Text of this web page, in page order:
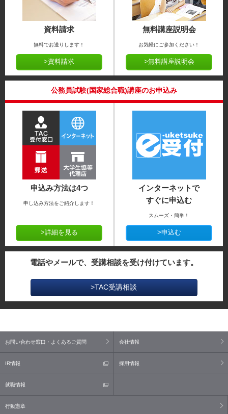
資料請求
無料でお送りします！
>資料請求
無料講座説明会
お気軽にご参加ください！
>無料講座説明会
公務員試験(国家総合職)講座のお申込み
申込み方法は4つ
申し込み方法をご紹介します！
>詳細を見る
インターネットで
すぐに申込む
スムーズ・簡単！
>申込む
電話やメールで、受講相談を受け付けています。
>TAC受講相談
お問い合わせ窓口・よくあるご質問 会社情報
IR情報 採用情報
就職情報
行動憲章